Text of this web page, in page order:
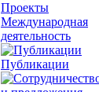
Проекты
Международная
деятельность
Публикации